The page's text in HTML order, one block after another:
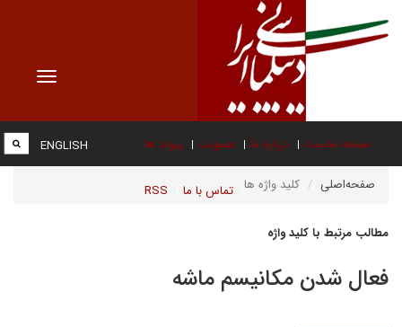
Toggle
صفحه نخست درباره ما عضویت پیوند ها
تماس با ما RSS
ENGLISH
صفحه‌اصلی کلید واژه ها
مطالب مرتبط با کلید واژه
فعال شدن مکانیسم ماشه